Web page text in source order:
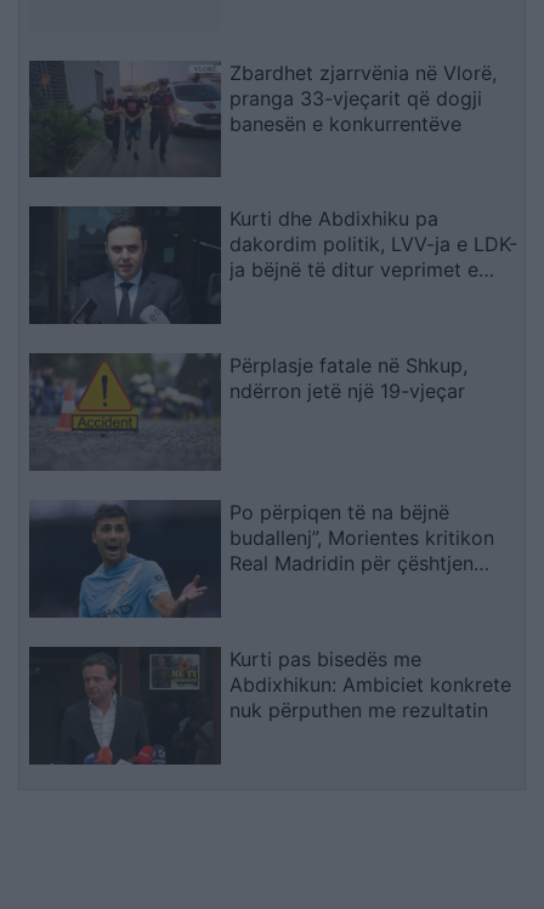
Zbardhet zjarrvënia në Vlorë,
pranga 33-vjeçarit që dogji
banesën e konkurrentëve
Kurti dhe Abdixhiku pa
dakordim politik, LVV-ja e LDK-
ja bëjnë të ditur veprimet e
Përplasje fatale në Shkup,
ndërron jetë një 19-vjeçar
Po përpiqen të na bëjnë
budallenj”, Morientes kritikon
Real Madridin për çështjen
Kurti pas bisedës me
Abdixhikun: Ambiciet konkrete
nuk përputhen me rezultatin